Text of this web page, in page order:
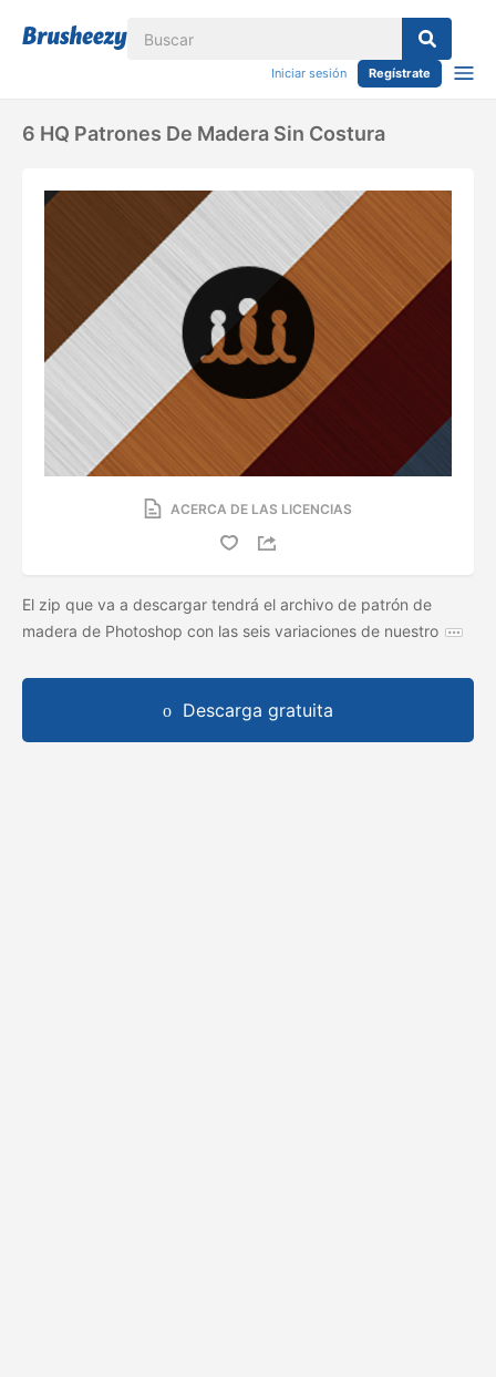
Iniciar sesión Regístrate
6 HQ Patrones De Madera Sin Costura
ACERCA DE LAS LICENCIAS
El zip que va a descargar tendrá el archivo de patrón de
madera de Photoshop con las seis variaciones de nuestro
Descarga gratuita